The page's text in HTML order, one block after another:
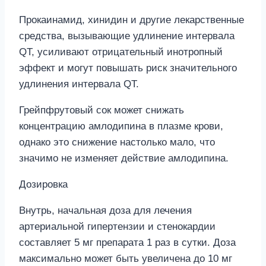
Прокаинамид, хинидин и другие лекарственные
средства, вызывающие удлинение интервала
QT, усиливают отрицательный инотропный
эффект и могут повышать риск значительного
удлинения интервала QT.
Грейпфрутовый сок может снижать
концентрацию амлодипина в плазме крови,
однако это снижение настолько мало, что
значимо не изменяет действие амлодипина.
Дозировка
Внутрь, начальная доза для лечения
артериальной гипертензии и стенокардии
составляет 5 мг препарата 1 раз в сутки. Доза
максимально может быть увеличена до 10 мг